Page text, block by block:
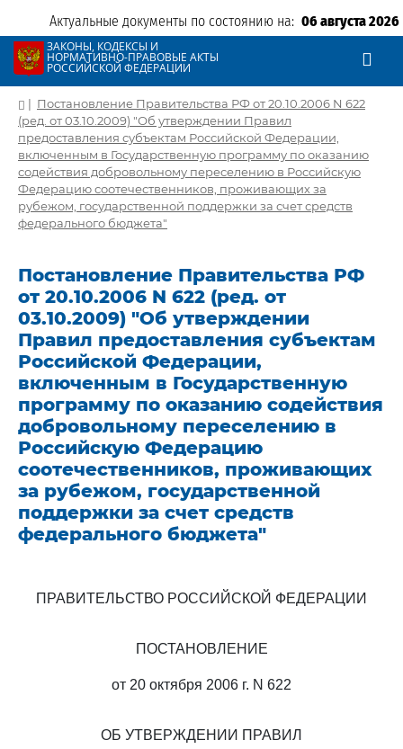
Актуальные документы по состоянию на: 06 августа 2026
ЗАКОНЫ, КОДЕКСЫ И
НОРМАТИВНО-ПРАВОВЫЕ АКТЫ
РОССИЙСКОЙ ФЕДЕРАЦИИ
| Постановление Правительства РФ от 20.10.2006 N 622
(ред. от 03.10.2009) "Об утверждении Правил
предоставления субъектам Российской Федерации,
включенным в Государственную программу по оказанию
содействия добровольному переселению в Российскую
Федерацию соотечественников, проживающих за
рубежом, государственной поддержки за счет средств
федерального бюджета"
Постановление Правительства РФ
от 20.10.2006 N 622 (ред. от
03.10.2009) "Об утверждении
Правил предоставления субъектам
Российской Федерации,
включенным в Государственную
программу по оказанию содействия
добровольному переселению в
Российскую Федерацию
соотечественников, проживающих
за рубежом, государственной
поддержки за счет средств
федерального бюджета"
ПРАВИТЕЛЬСТВО РОССИЙСКОЙ ФЕДЕРАЦИИ
ПОСТАНОВЛЕНИЕ
от 20 октября 2006 г. N 622
ОБ УТВЕРЖДЕНИИ ПРАВИЛ